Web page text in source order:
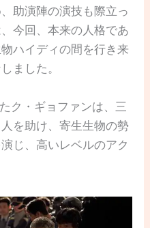
助演陣の演技も際立っ
今回、本来の人格であ
ハイディの間を行き来
ました。
ク・ギョファンは、三
を助け、寄生生物の勢
じ、高いレベルのアク